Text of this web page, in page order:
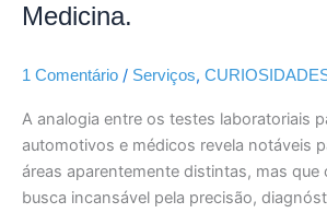
Medicina.
1 Comentário / Serviços,
A analogia entre os testes laboratoriais
automotivos e médicos revela notáveis
áreas aparentemente distintas, mas que
busca incansável pela precisão,